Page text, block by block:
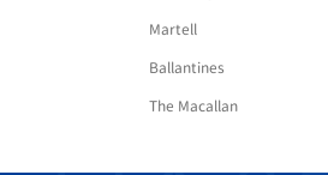
Martell
Ballantines
The Macallan